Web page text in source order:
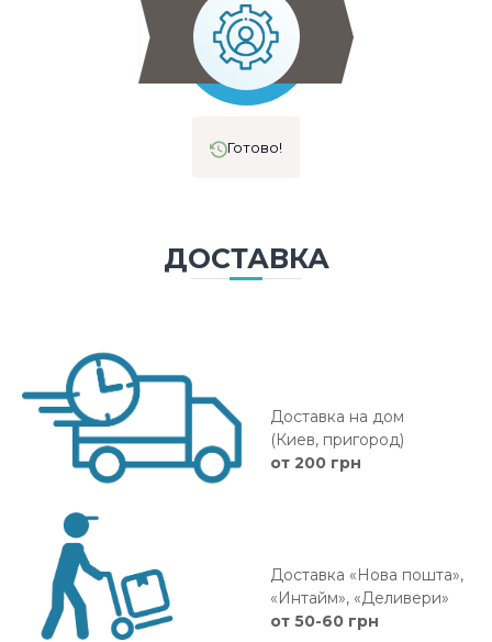
Готово!
ДОСТАВКА
Доставка на дом
(Киев, пригород)
от 200 грн
Доставка «Нова пошта»,
«Интайм», «Деливери»
от 50-60 грн